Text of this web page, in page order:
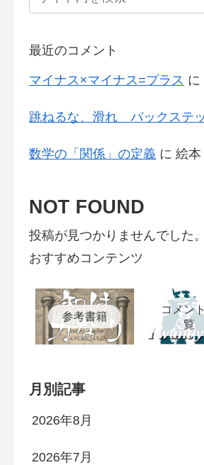
最近のコメント
マイナス×マイナス=プラス に
跳ねるな、滑れ バックステ
数学の「関係」の定義 に 絵本
NOT FOUND
投稿が見つかりませんでした。
おすすめコンテンツ
参考書籍
コメン
覧
月別記事
2026年8月
2026年7月